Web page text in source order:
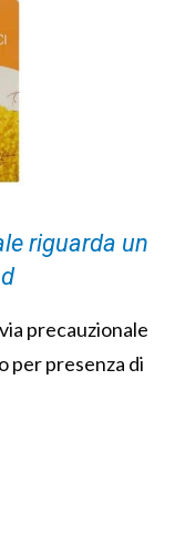
riguarda un
precauzionale
per presenza di